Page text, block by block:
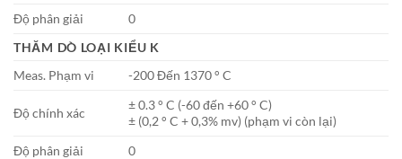
Độ phân giải
0
THĂM DÒ LOẠI KIỂU K
Meas. Phạm vi
-200 Đến 1370 ° C
Độ chính xác
± 0.3 ° C (-60 đến +60 ° C)
± (0,2 ° C + 0,3% mv) (phạm vi còn lại)
Độ phân giải
0